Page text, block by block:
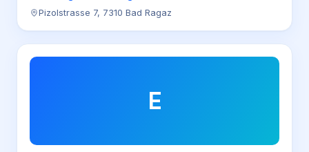
Pizolstrasse 7, 7310 Bad Ragaz
E